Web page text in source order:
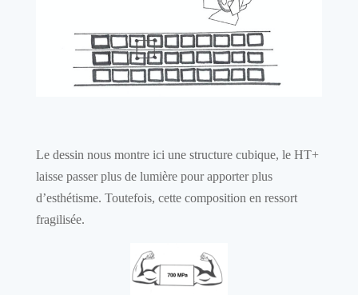
Le dessin nous montre ici une structure cubique, le HT+
laisse passer plus de lumière pour apporter plus
d’esthétisme. Toutefois, cette composition en ressort
fragilisée.